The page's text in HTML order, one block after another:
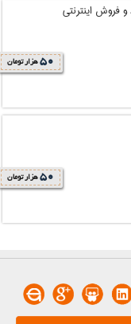
فروش اينترنتي
50 هزار تومان
50 هزار تومان